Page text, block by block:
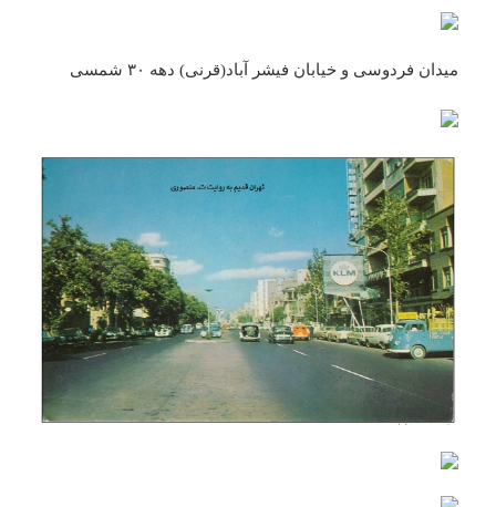
میدان فردوسی و خیابان فیشر آباد(قرنی) دهه ۳۰ شمسی